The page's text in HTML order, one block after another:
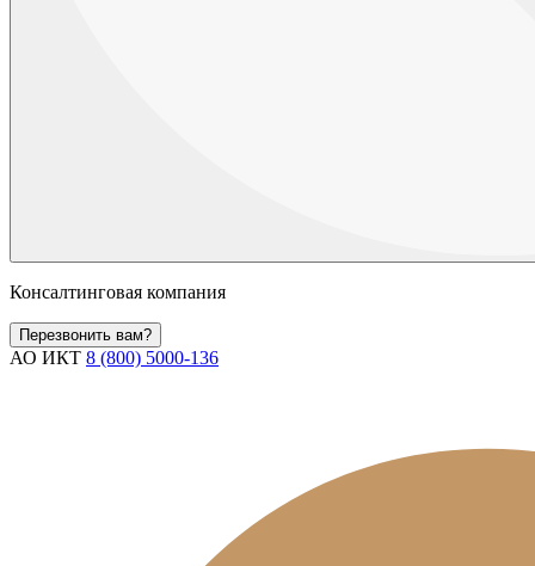
Консалтинговая компания
Перезвонить вам?
АО ИКТ 8 (800) 5000-136